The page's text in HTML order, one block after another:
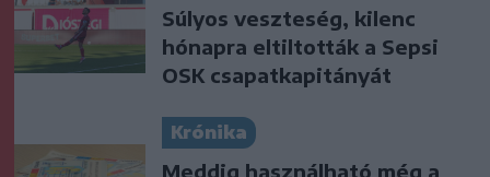
Súlyos veszteség, kilenc
hónapra eltiltották a Sepsi
OSK csapatkapitányát
Krónika
Meddig használható még a